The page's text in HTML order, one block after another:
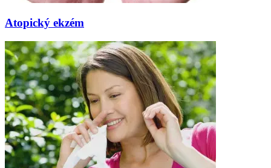
Atopický ekzém